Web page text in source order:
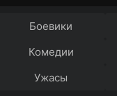
Боевики
Комедии
Ужасы